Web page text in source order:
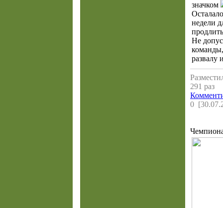
значком
недели
Не
развалу
291 раз
0